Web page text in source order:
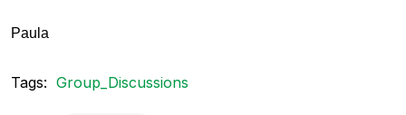
Paula
Tags: Group_Discussions